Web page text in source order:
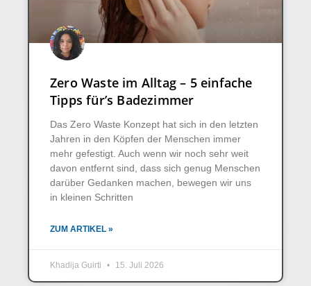
Zero Waste im Alltag – 5 einfache
Tipps für’s Badezimmer
Das Zero Waste Konzept hat sich in den letzten
Jahren in den Köpfen der Menschen immer
mehr gefestigt. Auch wenn wir noch sehr weit
davon entfernt sind, dass sich genug Menschen
darüber Gedanken machen, bewegen wir uns
in kleinen Schritten
ZUM ARTIKEL »
Khadija Guirti 15. Juli 2026